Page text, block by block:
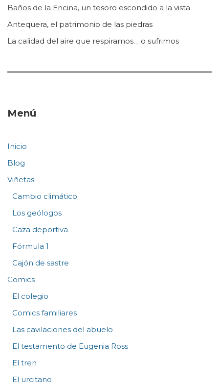
Baños de la Encina, un tesoro escondido a la vista
Antequera, el patrimonio de las piedras
La calidad del aire que respiramos… o sufrimos
Menú
Inicio
Blog
Viñetas
Cambio climático
Los geólogos
Caza deportiva
Fórmula 1
Cajón de sastre
Comics
El colegio
Comics familiares
Las cavilaciones del abuelo
El testamento de Eugenia Ross
El tren
El urcitano